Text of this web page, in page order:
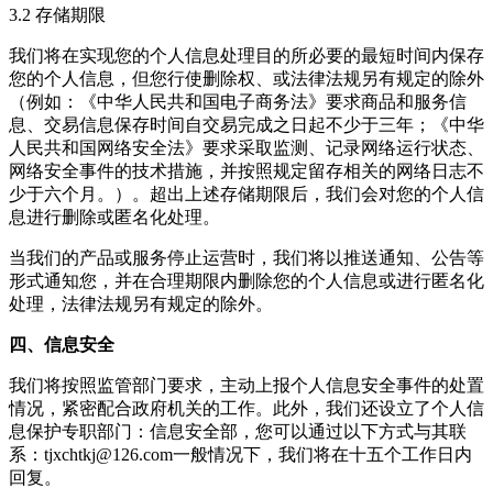
3.2 存储期限
我们将在实现您的个人信息处理目的所必要的最短时间内保存
您的个人信息，但您行使删除权、或法律法规另有规定的除外
（例如：《中华人民共和国电子商务法》要求商品和服务信
息、交易信息保存时间自交易完成之日起不少于三年；《中华
人民共和国网络安全法》要求采取监测、记录网络运行状态、
网络安全事件的技术措施，并按照规定留存相关的网络日志不
少于六个月。）。超出上述存储期限后，我们会对您的个人信
息进行删除或匿名化处理。
当我们的产品或服务停止运营时，我们将以推送通知、公告等
形式通知您，并在合理期限内删除您的个人信息或进行匿名化
处理，法律法规另有规定的除外。
四、信息安全
我们将按照监管部门要求，主动上报个人信息安全事件的处置
情况，紧密配合政府机关的工作。此外，我们还设立了个人信
息保护专职部门：信息安全部，您可以通过以下方式与其联
系： tjxchtkj@126.com一般情况下，我们将在十五个工作日内
回复。